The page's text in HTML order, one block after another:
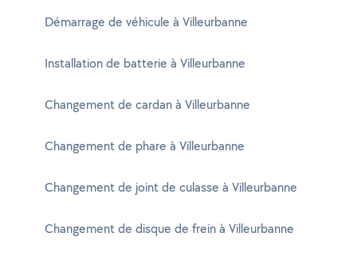
Démarrage de véhicule à Villeurbanne
Installation de batterie à Villeurbanne
Changement de cardan à Villeurbanne
Changement de phare à Villeurbanne
Changement de joint de culasse à Villeurbanne
Changement de disque de frein à Villeurbanne